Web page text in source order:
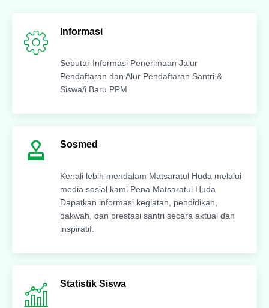
Informasi
Seputar Informasi Penerimaan Jalur
Pendaftaran dan Alur Pendaftaran Santri &
Siswa/i Baru PPM
Sosmed
Kenali lebih mendalam Matsaratul Huda melalui
media sosial kami Pena Matsaratul Huda
Dapatkan informasi kegiatan, pendidikan,
dakwah, dan prestasi santri secara aktual dan
inspiratif.
Statistik Siswa